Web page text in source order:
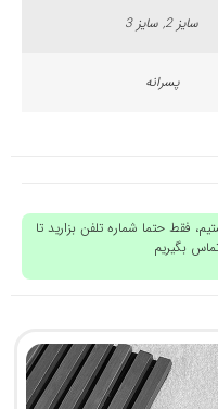
سایز 2, سایز 3
پسرانه
فقط حتما شماره تلفن بزارید تا
بگیریم